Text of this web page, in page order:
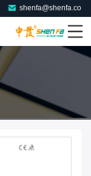
shenfa@shenfa.co